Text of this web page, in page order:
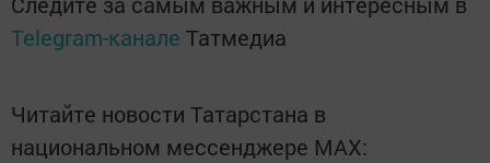
Telegram-канале Татмедиа
Читайте новости Татарстана в
национальном мессенджере MАХ: